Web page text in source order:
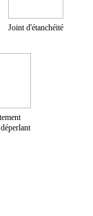
Joint d'étanchéité